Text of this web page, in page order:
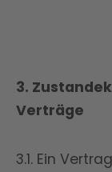
3.
Verträge
3.1. Ein